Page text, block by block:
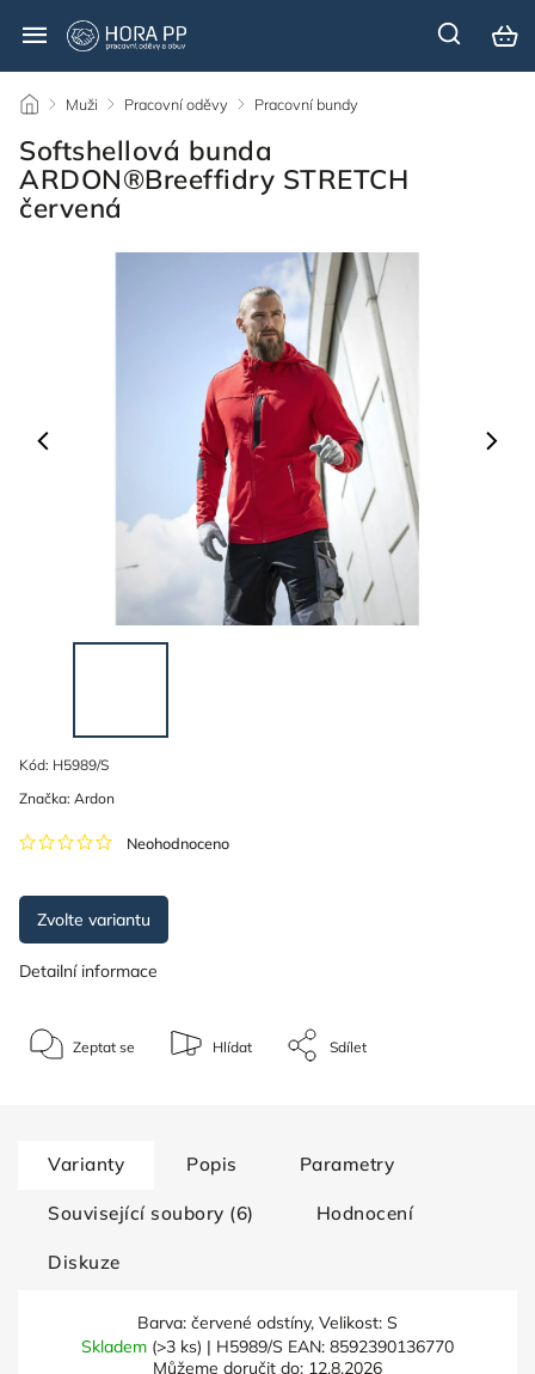
/ Muži / Pracovní oděvy / Pracovní bundy
Softshellová bunda
ARDON®Breeffidry STRETCH
červená
Kód: H5989/S
Neohodnoceno
Značka: Ardon
Zvolte variantu
Detailní informace
Zeptat se Hlídat Sdílet
Varianty Popis Parametry
Související soubory (6) Hodnocení
Diskuze
Barva: červené odstíny, Velikost: S
Skladem (>3 ks) | H5989/S EAN: 8592390136770
Můžeme doručit do: 12.8.2026